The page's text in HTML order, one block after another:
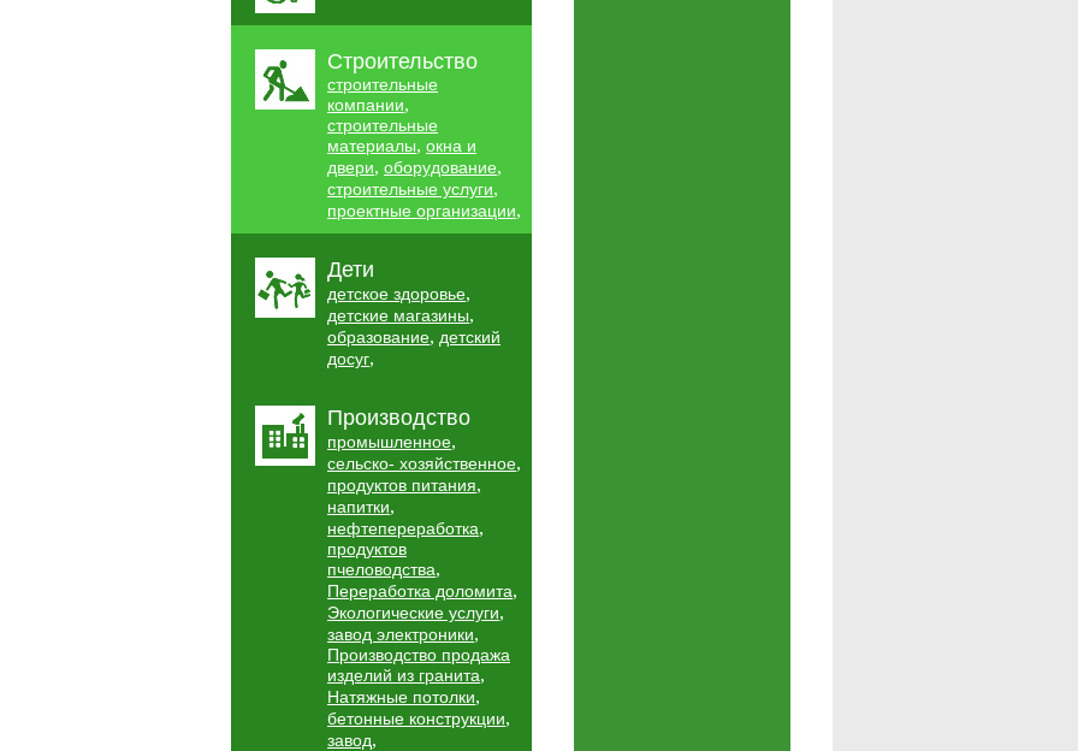
Строительство
строительные
компании,
строительные
материалы, окна и
двери, оборудование,
строительные услуги,
проектные организации,
Дети
детское здоровье,
детские магазины,
образование, детский
досуг,
Производство
промышленное,
сельско- хозяйственное,
продуктов питания,
напитки,
нефтепереработка,
продуктов
пчеловодства,
Переработка доломита,
Экологические услуги,
завод электроники,
Производство продажа
изделий из гранита,
Натяжные потолки,
бетонные конструкции,
завод,